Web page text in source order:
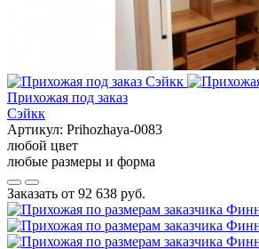
Прихожая под заказ
Сэйкк
Артикул: Prihozhaya-0083
любой цвет
любые размеры и форма
Заказать от 92 638 руб.